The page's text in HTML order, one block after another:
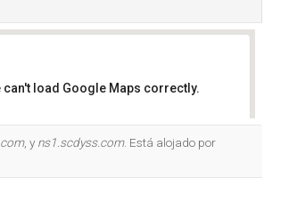
can't load Google Maps correctly.
, y ns1.scdyss.com. Está alojado por